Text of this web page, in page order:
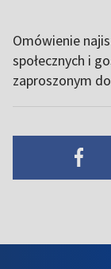
Omówienie
społecznych i
zaproszonym